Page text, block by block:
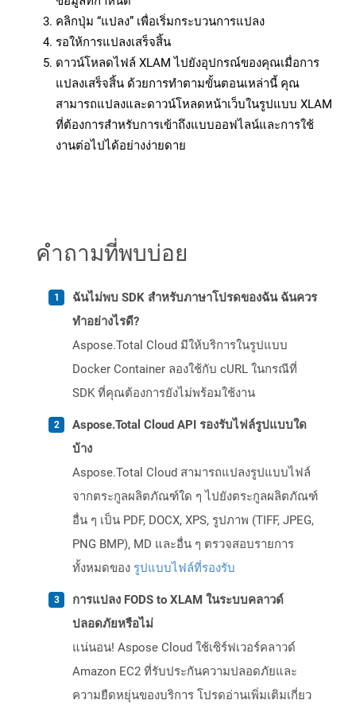
คลิกปุ่ม “แปลง” เพื่อเริ่มกระบวนการแปลง
รอให้การแปลงเสร็จสิ้น
ดาวน์โหลดไฟล์ XLAM ไปยังอุปกรณ์ของคุณเมื่อการ
แปลงเสร็จสิ้น ด้วยการทำตามขั้นตอนเหล่านี้ คุณ
สามารถแปลงและดาวน์โหลดหน้าเว็บในรูปแบบ XLAM
ที่ต้องการสำหรับการเข้าถึงแบบออฟไลน์และการใช้
งานต่อไปได้อย่างง่ายดาย
คำถามที่พบบ่อย
ฉันไม่พบ SDK สำหรับภาษาโปรดของฉัน ฉันควร
ทำอย่างไรดี?
Aspose.Total Cloud มีให้บริการในรูปแบบ
Docker Container ลองใช้กับ cURL ในกรณีที่
SDK ที่คุณต้องการยังไม่พร้อมใช้งาน
Aspose.Total Cloud API รองรับไฟล์รูปแบบใด
บ้าง
Aspose.Total Cloud สามารถแปลงรูปแบบไฟล์
จากตระกูลผลิตภัณฑ์ใด ๆ ไปยังตระกูลผลิตภัณฑ์
อื่น ๆ เป็น PDF, DOCX, XPS, รูปภาพ (TIFF, JPEG,
PNG BMP), MD และอื่น ๆ ตรวจสอบรายการ
ทั้งหมดของ รูปแบบไฟล์ที่รองรับ
การแปลง FODS to XLAM ในระบบคลาวด์
ปลอดภัยหรือไม่
แน่นอน! Aspose Cloud ใช้เซิร์ฟเวอร์คลาวด์
Amazon EC2 ที่รับประกันความปลอดภัยและ
ความยืดหยุ่นของบริการ โปรดอ่านเพิ่มเติมเกี่ยว